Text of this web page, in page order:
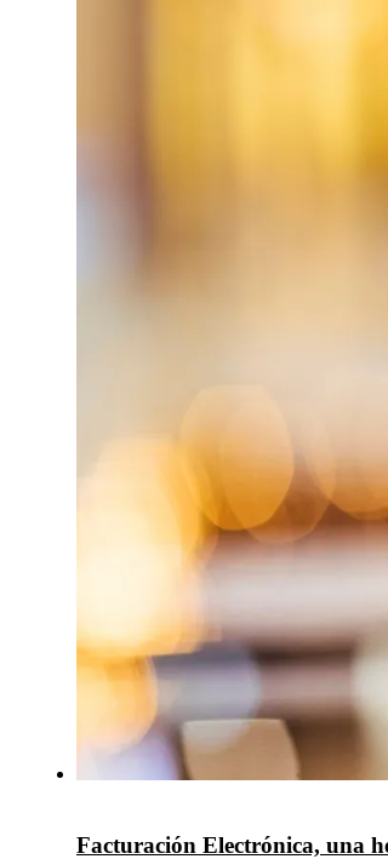
Facturación Electrónica, una